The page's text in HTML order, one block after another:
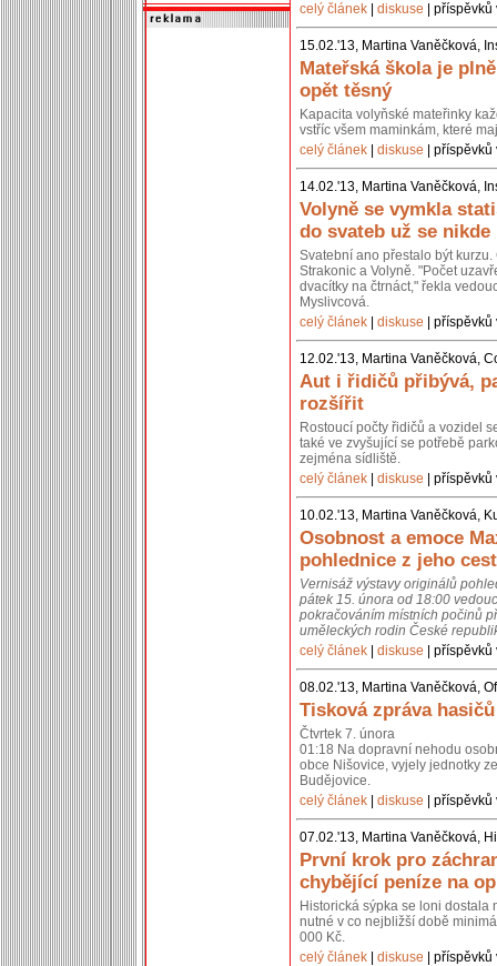
celý článek
diskuse |
15.02.'13, Martina Vaněčková,
Mateřská škola je
opět těsný
Kapacita volyňské mateřinky
vstříc všem maminkám, které
celý článek
diskuse |
14.02.'13, Martina Vaněčková,
Volyně se vymkla
do svateb už se nikde
Svatební ano přestalo být
Strakonic a Volyně. "Počet
dvacítky na čtrnáct," řekla
Myslivcová.
celý článek
diskuse |
12.02.'13, Martina Vaněčková,
Aut i řidičů přibývá,
rozšířit
Rostoucí počty řidičů a vozidel
také ve zvyšující se potřebě
zejména sídliště.
celý článek
diskuse |
10.02.'13, Martina Vaněčková,
Osobnost a emoce
pohlednice z jeho cest
Vernisáž výstavy originálů
pátek 15. února od 18:00
pokračováním místních počinů
uměleckých rodin České
celý článek
diskuse |
08.02.'13, Martina Vaněčková,
Tisková zpráva
Čtvrtek 7. února
01:18 Na dopravní nehodu
obce Nišovice, vyjely jednotky
Budějovice.
celý článek
diskuse |
07.02.'13, Martina Vaněčková,
První krok pro
chybějící peníze na
Historická sýpka se loni
nutné v co nejbližší době
000 Kč.
celý článek
diskuse |